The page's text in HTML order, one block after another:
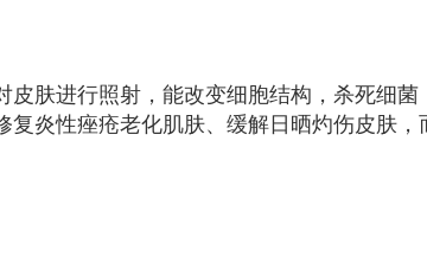
肤进行照射，能改变细胞结构，杀死细
复炎性痤疮老化肌肤、缓解日晒灼伤皮肤